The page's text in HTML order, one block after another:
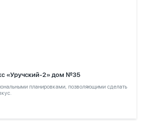
«Уручский-2» дом №35
планировками, позволяющими сделать